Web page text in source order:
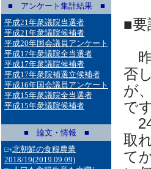
■ アンケート集計結果 ■
平成21年衆議院当選者
平成21年衆議院候補者
平成20年国会議員アンケート
平成17年衆議院全当選者
平成17年衆議院候補者
平成17年衆院補選立候補者
平成16年国会議員アンケート
平成15年衆議院全当選者
平成15年衆議院候補者
■ 論文・情報 ■
北朝鮮の食糧農業
2018/19(2019.09.09)
■要
昨
否
が
で
取
て